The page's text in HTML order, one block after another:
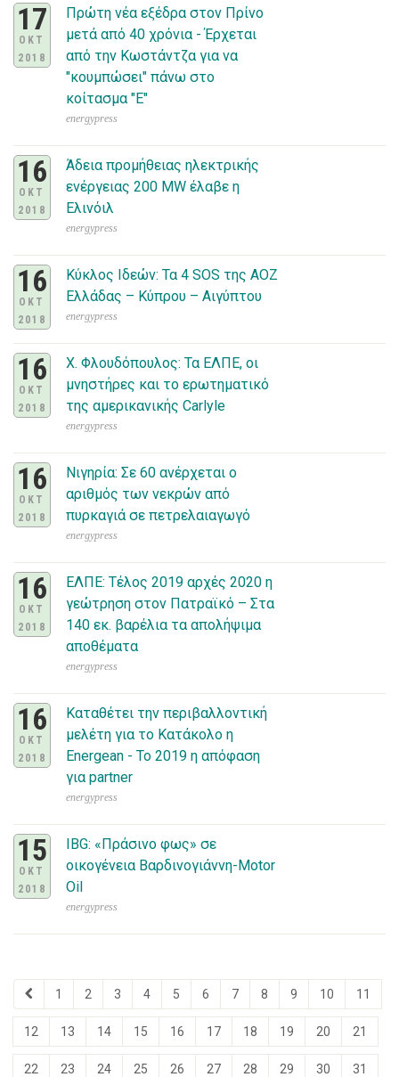
17
ΟΚΤ
2018
Πρώτη νέα εξέδρα στον Πρίνο
μετά από 40 χρόνια - Έρχεται
από την Κωστάντζα για να
"κουμπώσει" πάνω στο
κοίτασμα "Ε"
energypress
16
ΟΚΤ
2018
Άδεια προμήθειας ηλεκτρικής
ενέργειας 200 MW έλαβε η
Ελινόιλ
energypress
16
ΟΚΤ
2018
Κύκλος Ιδεών: Τα 4 SOS της ΑΟΖ
Ελλάδας – Κύπρου – Αιγύπτου
energypress
16
ΟΚΤ
2018
Χ. Φλουδόπουλος: Τα ΕΛΠΕ, οι
μνηστήρες και το ερωτηματικό
της αμερικανικής Carlyle
energypress
16
ΟΚΤ
2018
Νιγηρία: Σε 60 ανέρχεται ο
αριθμός των νεκρών από
πυρκαγιά σε πετρελαιαγωγό
energypress
16
ΟΚΤ
2018
ΕΛΠΕ: Τέλος 2019 αρχές 2020 η
γεώτρηση στον Πατραϊκό – Στα
140 εκ. βαρέλια τα απολήψιμα
αποθέματα
energypress
16
ΟΚΤ
2018
Καταθέτει την περιβαλλοντική
μελέτη για το Κατάκολο η
Energean - Το 2019 η απόφαση
για partner
energypress
15
ΟΚΤ
2018
IBG: «Πράσινο φως» σε
οικογένεια Βαρδινογιάννη-Motor
Oil
energypress
1 2 3 4 5 6 7 8 9 10 11
12 13 14 15 16 17 18 19 20 21
22 23 24 25 26 27 28 29 30 31